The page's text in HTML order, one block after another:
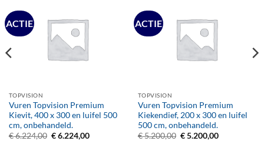
ACTIE
TOPVISION
Vuren Topvision Premium
Kievit, 400 x 300 en luifel 500
cm, onbehandeld.
€6.224,00 Oorspronkelijke
€6.224,00Huidige
ACTIE
TOPVISION
Vuren Topvision Premium
Kiekendief, 200 x 300 en luifel
500 cm, onbehandeld.
€5.200,00 Oorspronkelijke
€5.200,00Huidige